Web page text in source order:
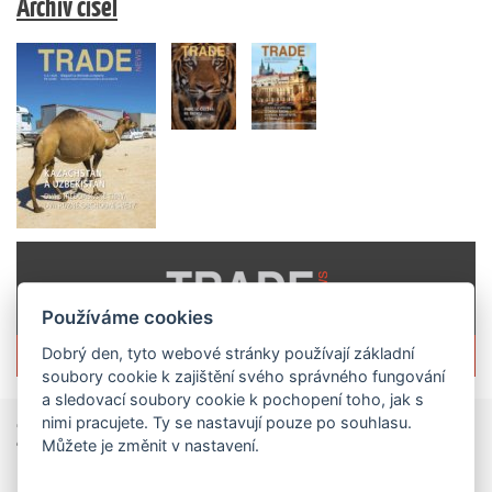
Více informací o časopisu »
Zprávyze světa obchodu
Používáme cookies
Dobrý den, tyto webové stránky používají základní
soubory cookie k zajištění svého správného fungování
a sledovací soubory cookie k pochopení toho, jak s
nimi pracujete. Ty se nastavují pouze po souhlasu.
Můžete je změnit v nastavení.